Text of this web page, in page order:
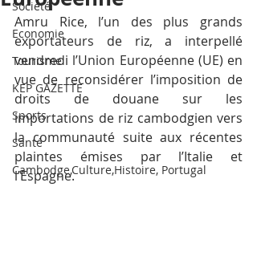
Société
Economie
Tourisme
KEP GAZETTE
Sports
Santé
Cambodge,Culture,Histoire, Portugal
Amru Rice, l’un des plus grands
exportateurs de riz, a interpellé
vendredi l’Union Européenne (UE) en
vue de reconsidérer l’imposition de
droits de douane sur les
importations de riz cambodgien vers
la communauté suite aux récentes
plaintes émises par l’Italie et
l’Espagne.